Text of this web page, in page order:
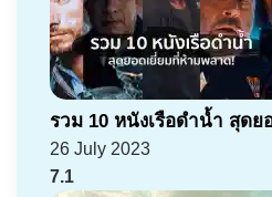
รวม 10 หนังเรือดำน้ำ สุด
26 July 2023
7.1